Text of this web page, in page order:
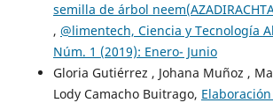
semilla de árbol
, @limentech, Ciencia y Tecnología
Núm. 1 (2019): Enero- Junio
Gloria Gutiérrez , Johana Muñoz ,
Lody Camacho Buitrago,